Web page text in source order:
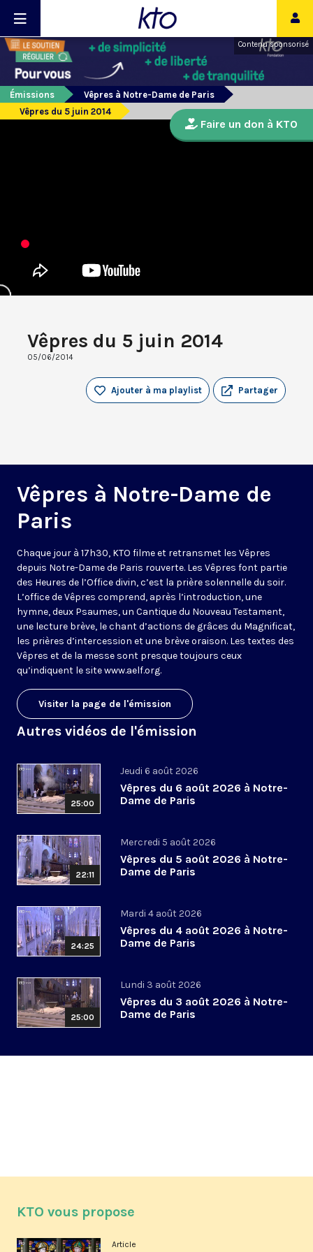
Contenu sponsorisé
Émissions
Vêpres à Notre-Dame de Paris
Vêpres du 5 juin 2014
Vêpres du 5 juin 2014
05/06/2014
Partager
Ajouter à ma playlist
Vêpres à Notre-Dame de
Paris
Chaque jour à 17h30, KTO filme et retransmet les Vêpres
depuis Notre-Dame de Paris rouverte. Les Vêpres font partie
des Heures de l’Office divin, c’est la prière solennelle du soir.
L’office de Vêpres comprend, après l’introduction, une
hymne, deux Psaumes, un Cantique du Nouveau Testament,
une lecture brève, le chant d’actions de grâces du Magnificat,
les prières d’intercession et une brève oraison. Les textes des
Vêpres et de la messe sont presque toujours ceux
qu’indiquent le sitewww.aelf.org.
Visiter la page de l'émission
Autres vidéos de l'émission
25:00
Jeudi 6 août 2026
Vêpres du 6 août 2026 à Notre-
Dame de Paris
22:11
Mercredi 5 août 2026
Vêpres du 5 août 2026 à Notre-
Dame de Paris
24:25
Mardi 4 août 2026
Vêpres du 4 août 2026 à Notre-
Dame de Paris
25:00
Lundi 3 août 2026
Vêpres du 3 août 2026 à Notre-
Dame de Paris
Faire un don à KTO
KTO vous propose
Article